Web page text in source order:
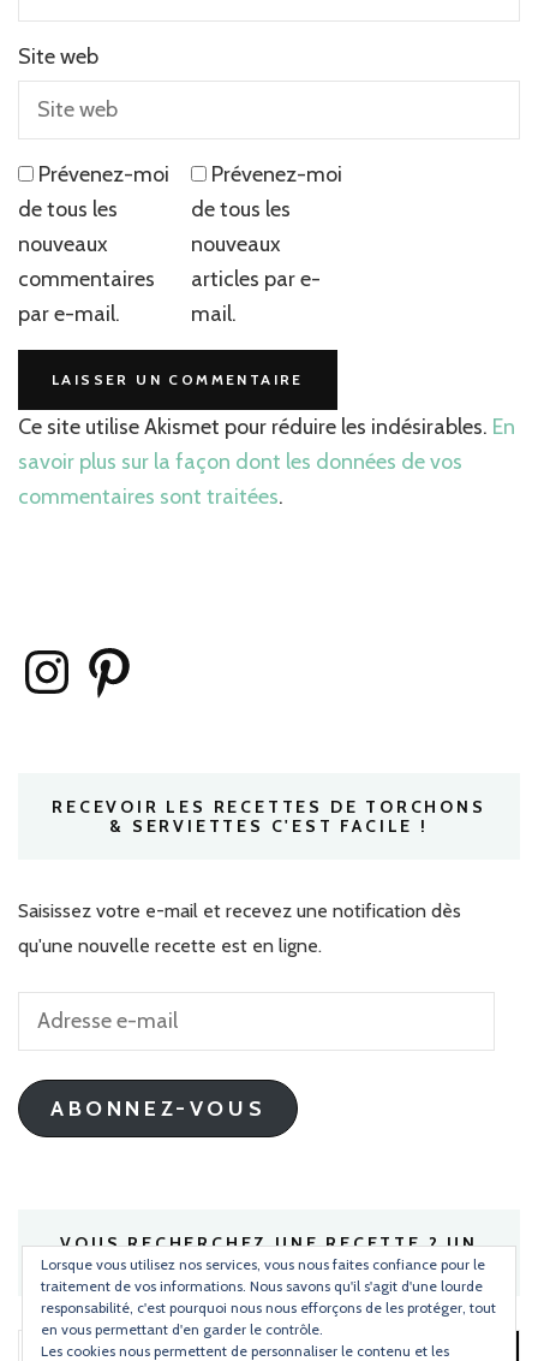
Site web
Prévenez-moi
de tous les
nouveaux
commentaires
par e-mail.
Prévenez-moi
de tous les
nouveaux
articles par e-
mail.
Ce site utilise Akismet pour réduire les indésirables. En
savoir plus sur la façon dont les données de vos
commentaires sont traitées.
InstagramPinterest
RECEVOIR LES RECETTES DE TORCHONS
& SERVIETTES C'EST FACILE !
Saisissez votre e-mail et recevez une notification dès
qu'une nouvelle recette est en ligne.
Adresse
mail
ABONNEZ-VOUS
VOUS RECHERCHEZ UNE RECETTE ? UN
INGRÉDIENT ?
Lorsque vous utilisez nos services, vous nous faites confiance pour le
traitement de vos informations. Nous savons qu'il s'agit d'une lourde
responsabilité, c'est pourquoi nous nous efforçons de les protéger, tout
en vous permettant d'en garder le contrôle.
Les cookies nous permettent de personnaliser le contenu et les